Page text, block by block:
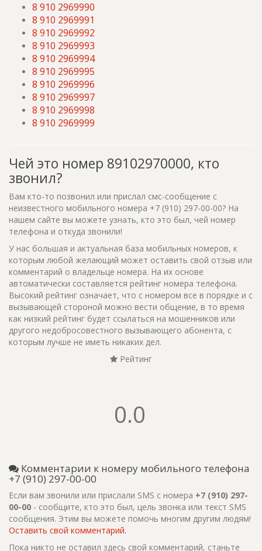
8 910 2969990
8 910 2969991
8 910 2969992
8 910 2969993
8 910 2969994
8 910 2969995
8 910 2969996
8 910 2969997
8 910 2969998
8 910 2969999
Чей это номер 89102970000, кто
звонил?
Вам кто-то позвонил или прислал смс-сообщение с
неизвестного мобильного номера +7 (910) 297-00-00? На
нашем сайте вы можете узнать, кто это был, чей номер
телефона и откуда звонили!
У нас большая и актуальная база мобильных номеров, к
которым любой желающий может оставить свой отзыв или
комментарий о владельце номера. На их основе
автоматически составляется рейтинг номера телефона.
Высокий рейтинг означает, что с номером все в порядке и с
вызывающей стороной можно вести общение, в то время
как низкий рейтинг будет ссылаться на мошенников или
другого недобросовестного вызывающего абонента, с
которым лучше не иметь никаких дел.
Рейтинг
0.0
Комментарии к номеру мобильного телефона
+7 (910) 297-00-00
Если вам звонили или прислали SMS с номера +7 (910) 297-
00-00 - сообщите, кто это был, цель звонка или текст SMS
сообщения. Этим вы можете помочь многим другим людям!
Оставить свой комментарий.
Пока никто не оставил здесь свой комментарий, станьте